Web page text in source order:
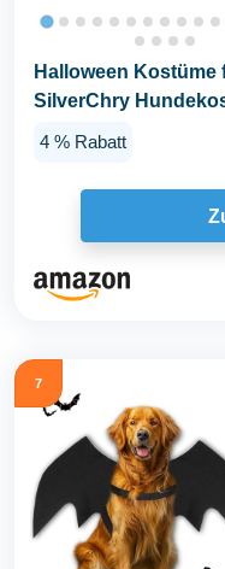
Halloween Kostüme
SilverChry
4 % Rabatt
7